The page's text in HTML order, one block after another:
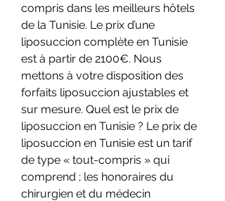
compris dans les meilleurs hôtels
de la Tunisie. Le prix d’une
liposuccion complète en Tunisie
est à partir de 2100€. Nous
mettons à votre disposition des
forfaits liposuccion ajustables et
sur mesure. Quel est le prix de
liposuccion en Tunisie ? Le prix de
liposuccion en Tunisie est un tarif
de type « tout-compris » qui
comprend ; les honoraires du
chirurgien et du médecin